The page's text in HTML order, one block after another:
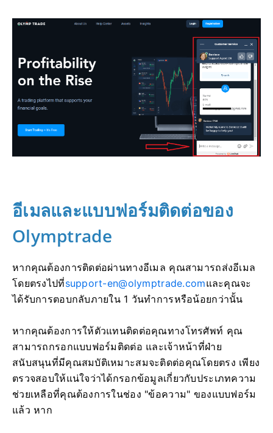
อีเมลและแบบฟอร์มติดต่อของ
Olymptrade
หากคุณต้องการติดต่อผ่านทางอีเมล คุณสามารถส่งอีเมล
โดยตรงไปที่support-en@olymptrade.comและคุณจะ
ได้รับการตอบกลับภายใน 1 วันทำการหรือน้อยกว่านั้น
หากคุณต้องการให้ตัวแทนติดต่อคุณทางโทรศัพท์ คุณ
สามารถกรอกแบบฟอร์มติดต่อ และเจ้าหน้าที่ฝ่าย
สนับสนุนที่มีคุณสมบัติเหมาะสมจะติดต่อคุณโดยตรง เพียง
ตรวจสอบให้แน่ใจว่าได้กรอกข้อมูลเกี่ยวกับประเภทความ
ช่วยเหลือที่คุณต้องการในช่อง "ข้อความ" ของแบบฟอร์ม
แล้ว หาก